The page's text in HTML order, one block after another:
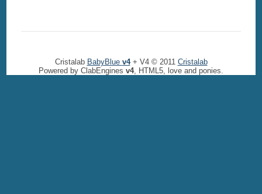
Cristalab BabyBlue v4+ V4 © 2011 Cristalab
Powered by ClabEngines v4, HTML5, love and ponies.